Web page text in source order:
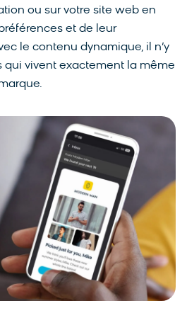
ou sur votre site web en
et de leur
le contenu dynamique, il n’y
qui vivent exactement la même